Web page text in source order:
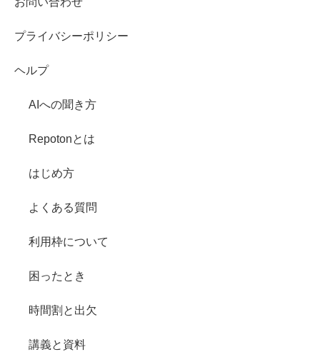
プライバシーポリシー
ヘルプ
AIへの聞き方
Repotonとは
はじめ方
よくある質問
利用枠について
困ったとき
時間割と出欠
講義と資料